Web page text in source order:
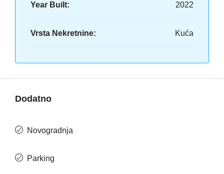
Year Built: 2022
Vrsta Nekretnine: Kuća
Dodatno
Novogradnja
Parking